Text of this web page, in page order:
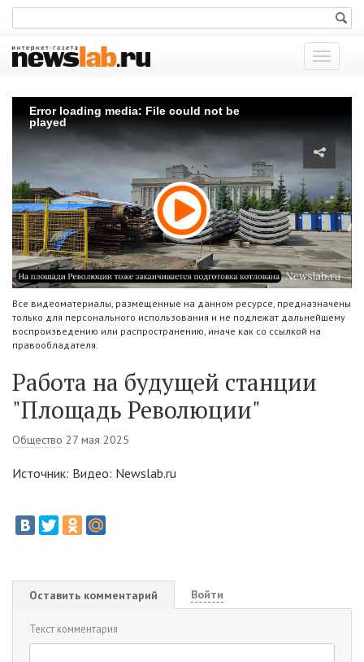
Показать
меню
Error loading media: File could not be
played
Все видеоматериалы, размещенные на данном ресурсе, предназначены
только для персонального использования и не подлежат дальнейшему
воспроизведению или распространению, иначе как со ссылкой на
правообладателя.
Работа на будущей станции
"Площадь Революции"
Общество 27 мая 2025
Источник: Видео: Newslab.ru
Оставить комментарий Войти
Текст комментария